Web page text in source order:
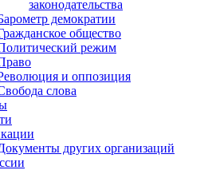
законодательства
демократии
общество
режим
и оппозиция
слова
других организаций